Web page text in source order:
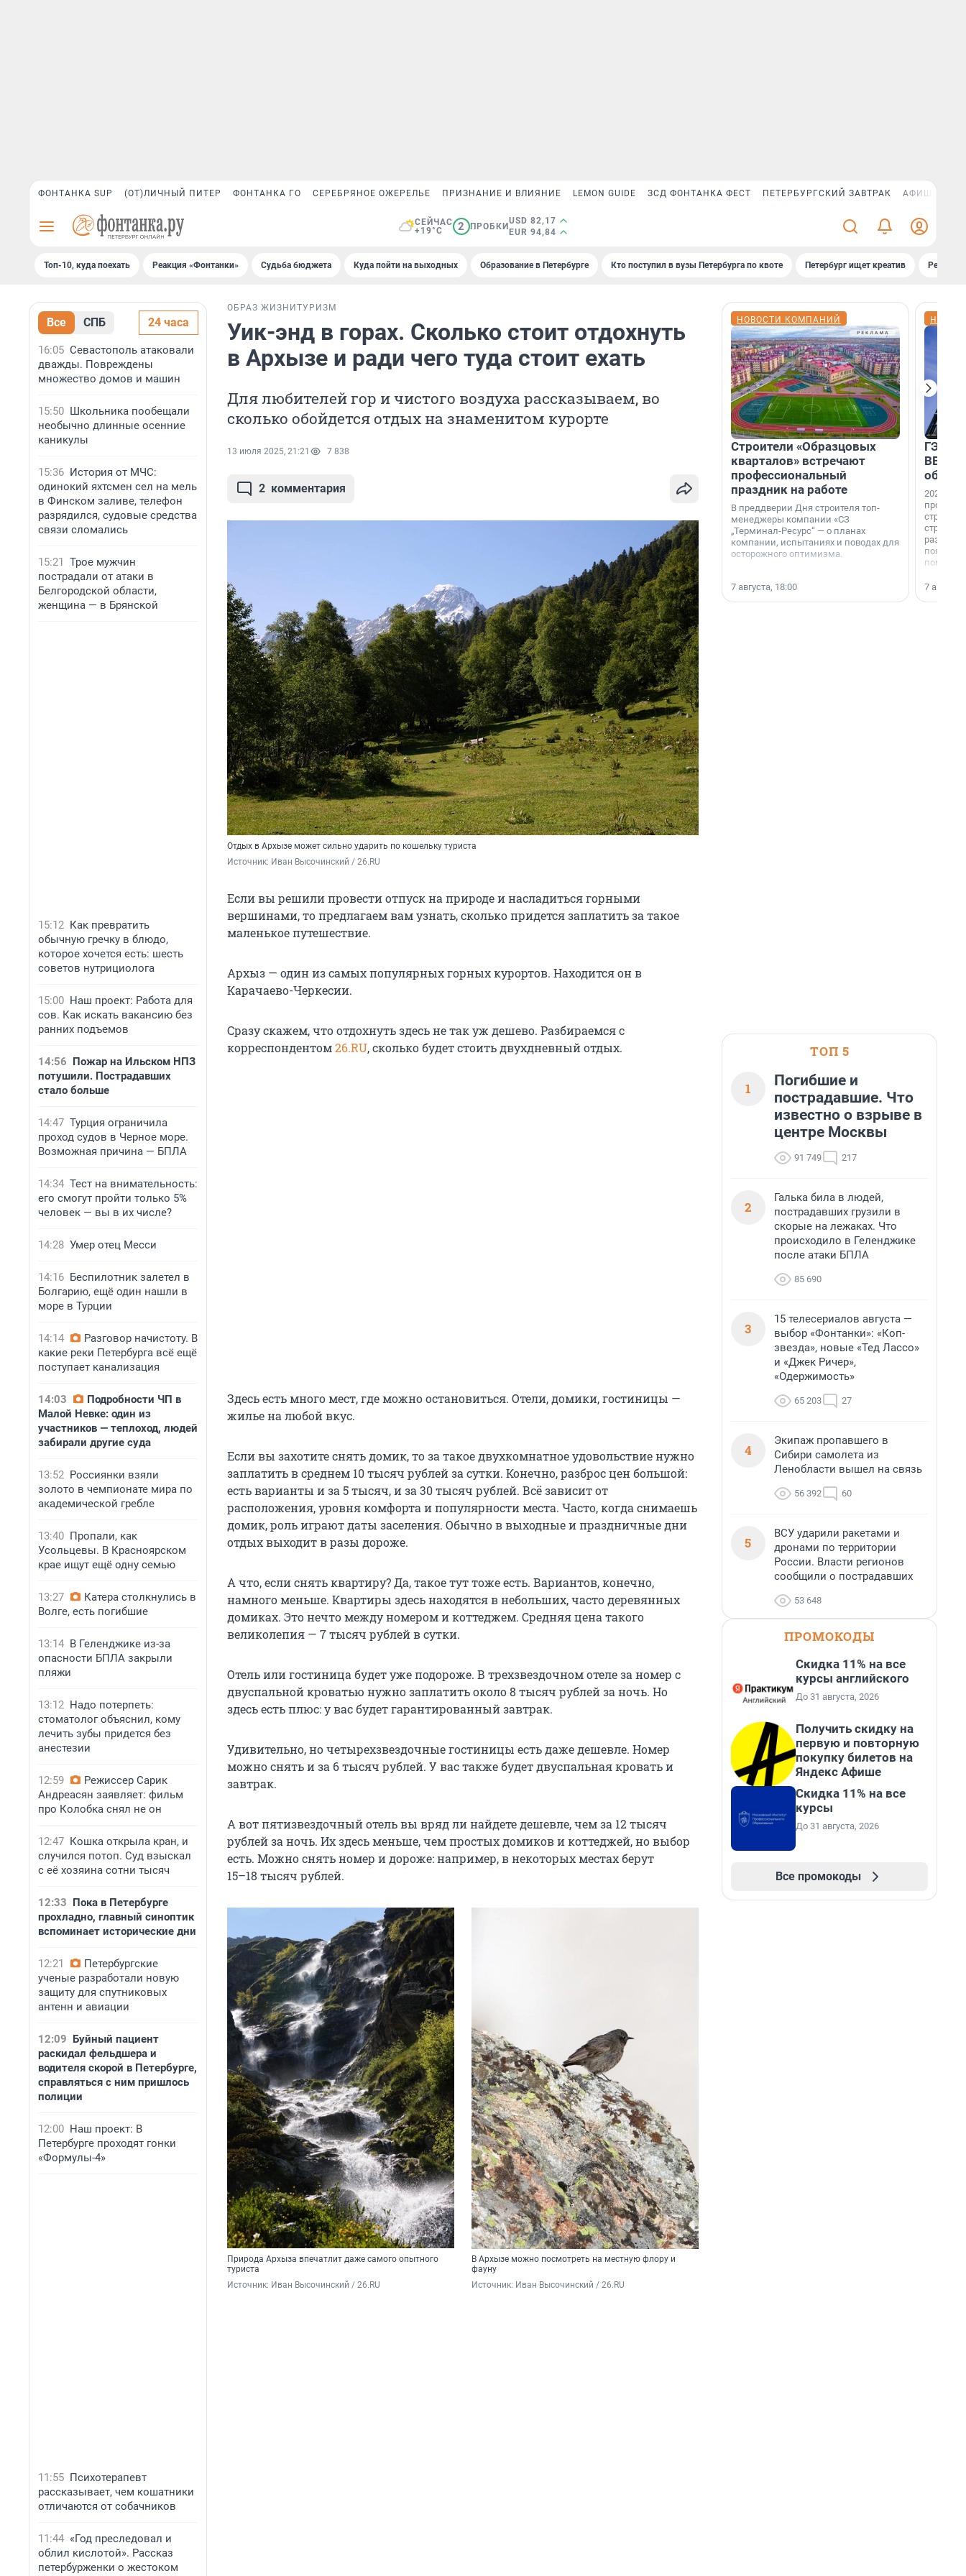
ФОНТАНКА SUP (ОТ)ЛИЧНЫЙ ПИТЕР ФОНТАНКА ГО СЕРЕБРЯНОЕ ОЖЕРЕЛЬЕ ПРИЗНАНИЕ И ВЛИЯНИЕ LEMON GUIDE ЗСД ФОНТАНКА ФЕСТ ПЕТЕРБУРГСКИЙ ЗАВТРАК АФИША PLUS
СЕЙЧАС
+19°C
2 ПРОБКИ
USD 82,17
EUR 94,84
Топ-10, куда поехать Реакция «Фонтанки» Судьба бюджета Куда пойти на выходных Образование в Петербурге Кто поступил в вузы Петербурга по квоте Петербург ищет креатив
Все СПБ 24 часа
16:05 Севастополь атаковали
дважды. Повреждены
множество домов и машин
15:50 Школьника пообещали
необычно длинные осенние
каникулы
15:36 История от МЧС:
одинокий яхтсмен сел на мель
в Финском заливе, телефон
разрядился, судовые средства
связи сломались
15:21 Трое мужчин
пострадали от атаки в
Белгородской области,
женщина — в Брянской
15:12 Как превратить
обычную гречку в блюдо,
которое хочется есть: шесть
советов нутрициолога
15:00 Наш проект: Работа для
сов. Как искать вакансию без
ранних подъемов
14:56 Пожар на Ильском НПЗ
потушили. Пострадавших
стало больше
14:47 Турция ограничила
проход судов в Черное море.
Возможная причина — БПЛА
14:34 Тест на внимательность:
его смогут пройти только 5%
человек — вы в их числе?
14:28 Умер отец Месси
14:16 Беспилотник залетел в
Болгарию, ещё один нашли в
море в Турции
14:14
Разговор начистоту. В
какие реки Петербурга всё ещё
поступает канализация
14:03
Подробности ЧП в
Малой Невке: один из
участников — теплоход, людей
забирали другие суда
13:52 Россиянки взяли
золото в чемпионате мира по
академической гребле
13:40 Пропали, как
Усольцевы. В Красноярском
крае ищут ещё одну семью
13:27
Катера столкнулись в
Волге, есть погибшие
13:14 В Геленджике из-за
опасности БПЛА закрыли
пляжи
13:12 Надо потерпеть:
стоматолог объяснил, кому
лечить зубы придется без
анестезии
12:59
Режиссер Сарик
Андреасян заявляет: фильм
про Колобка снял не он
12:47 Кошка открыла кран, и
случился потоп. Суд взыскал
с её хозяина сотни тысяч
12:33 Пока в Петербурге
прохладно, главный синоптик
вспоминает исторические дни
12:21
Петербургские
ученые разработали новую
защиту для спутниковых
антенн и авиации
12:09 Буйный пациент
раскидал фельдшера и
водителя скорой в Петербурге,
справляться с ним пришлось
полиции
12:00 Наш проект: В
Петербурге проходят гонки
«Формулы-4»
11:55 Психотерапевт
рассказывает, чем кошатники
отличаются от собачников
11:44 «Год преследовал и
облил кислотой». Рассказ
петербурженки о жестоком
ОБРАЗ ЖИЗНИ ТУРИЗМ
Уик-энд в горах. Сколько стоит отдохнуть
в Архызе и ради чего туда стоит ехать
Для любителей гор и чистого воздуха рассказываем, во
сколько обойдется отдых на знаменитом курорте
13 июля 2025, 21:21 7 838
2 комментария
Отдых в Архызе может сильно ударить по кошельку туриста
Источник: Иван Высочинский / 26.RU
Если вы решили провести отпуск на природе и насладиться горными
вершинами, то предлагаем вам узнать, сколько придется заплатить за такое
маленькое путешествие.
Архыз — один из самых популярных горных курортов. Находится он в
Карачаево-Черкесии.
Сразу скажем, что отдохнуть здесь не так уж дешево. Разбираемся с
корреспондентом26.RU, сколько будет стоить двухдневный отдых.
Здесь есть много мест, где можно остановиться. Отели, домики, гостиницы —
жилье на любой вкус.
Если вы захотите снять домик, то за такое двухкомнатное удовольствие нужно
заплатить в среднем 10 тысяч рублей за сутки. Конечно, разброс цен большой:
есть варианты и за 5 тысяч, и за 30 тысяч рублей. Всё зависит от
расположения, уровня комфорта и популярности места. Часто, когда снимаешь
домик, роль играют даты заселения. Обычно в выходные и праздничные дни
отдых выходит в разы дороже.
А что, если снять квартиру? Да, такое тут тоже есть. Вариантов, конечно,
намного меньше. Квартиры здесь находятся в небольших, часто деревянных
домиках. Это нечто между номером и коттеджем. Средняя цена такого
великолепия — 7 тысяч рублей в сутки.
Отель или гостиница будет уже подороже. В трехзвездочном отеле за номер с
двуспальной кроватью нужно заплатить около 8 тысяч рублей за ночь. Но
здесь есть плюс: у вас будет гарантированный завтрак.
Удивительно, но четырехзвездочные гостиницы есть даже дешевле. Номер
можно снять и за 6 тысяч рублей. У вас также будет двуспальная кровать и
завтрак.
А вот пятизвездочный отель вы вряд ли найдете дешевле, чем за 12 тысяч
рублей за ночь. Их здесь меньше, чем простых домиков и коттеджей, но выбор
есть. Можно снять номер и дороже: например, в некоторых местах берут
15–18 тысяч рублей.
Природа Архыза впечатлит даже самого опытного
туриста
Источник: Иван Высочинский / 26.RU
В Архызе можно посмотреть на местную флору и
фауну
Источник: Иван Высочинский / 26.RU
НОВОСТИ КОМПАНИЙ
Строители «Образцовых
кварталов» встречают
профессиональный
праздник на работе
В преддверии Дня строителя топ-
менеджеры компании «СЗ
„Терминал-Ресурс“ — о планах
компании, испытаниях и поводах для
осторожного оптимизма.
7 августа, 18:00
ГЭС,
ВВП: в
об
2026-й —
раз. В
7
ТОП 5
1
Погибшие и
пострадавшие. Что
известно о взрыве в
центре Москвы
91 749 217
2
Галька била в людей,
пострадавших грузили в
скорые на лежаках. Что
происходило в Геленджике
после атаки БПЛА
85 690
3
15 телесериалов августа —
выбор «Фонтанки»: «Коп-
звезда», новые «Тед Лассо»
и «Джек Ричер»,
«Одержимость»
65 203 27
4
Экипаж пропавшего в
Сибири самолета из
Ленобласти вышел на связь
56 392 60
5
ВСУ ударили ракетами и
дронами по территории
России. Власти регионов
сообщили о пострадавших
53 648
ПРОМОКОДЫ
Скидка 11% на все
курсы английского
До 31 августа, 2026
Получить скидку на
первую и повторную
покупку билетов на
Яндекс Афише
Скидка 11% на все
курсы
До 31 августа, 2026
Все промокоды